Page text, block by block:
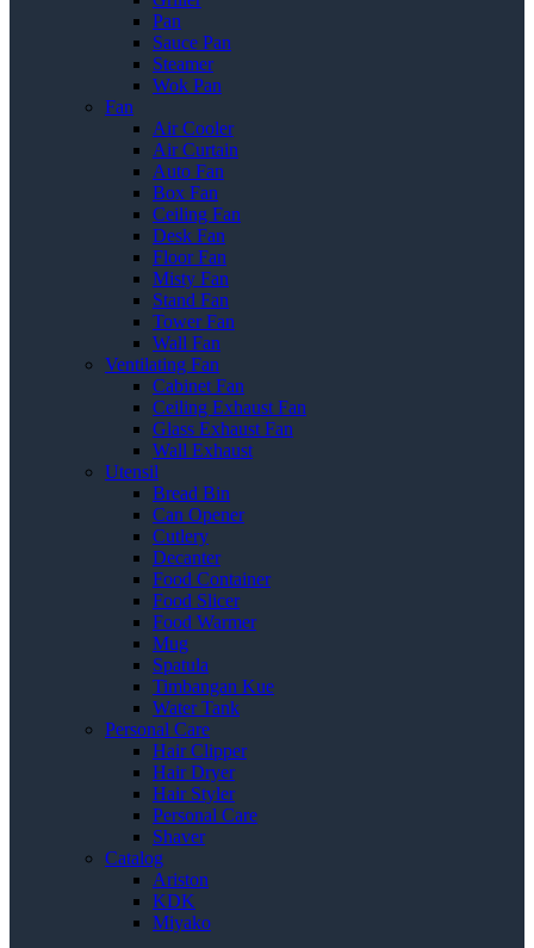
Pan
Sauce Pan
Steamer
Wok Pan
Fan
Air Cooler
Air Curtain
Auto Fan
Box Fan
Ceiling Fan
Desk Fan
Floor Fan
Misty Fan
Stand Fan
Tower Fan
Wall Fan
Ventilating Fan
Cabinet Fan
Ceiling Exhaust Fan
Glass Exhaust Fan
Wall Exhaust
Utensil
Bread Bin
Can Opener
Cutlery
Decanter
Food Container
Food Slicer
Food Warmer
Mug
Spatula
Timbangan Kue
Water Tank
Personal Care
Hair Clipper
Hair Dryer
Hair Styler
Personal Care
Shaver
Catalog
Ariston
KDK
Miyako